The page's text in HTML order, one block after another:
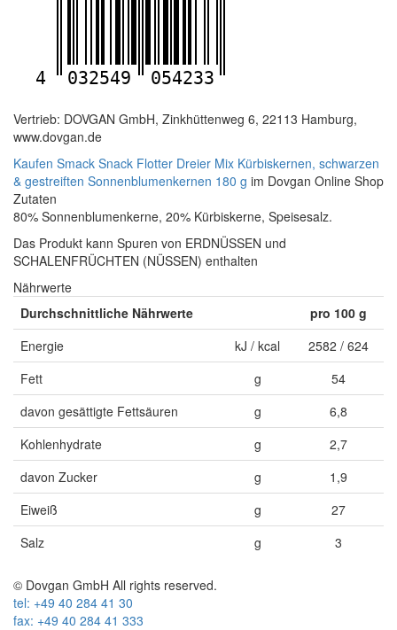
4 032549 054233
Vertrieb: DOVGAN GmbH, Zinkhüttenweg 6, 22113 Hamburg,
www.dovgan.de
Kaufen Smack Snack Flotter Dreier Mix Kürbiskernen, schwarzen
& gestreiften Sonnenblumenkernen 180 g im Dovgan Online Shop
Zutaten
80% Sonnenblumenkerne, 20% Kürbiskerne, Speisesalz.
Das Produkt kann Spuren von ERDNÜSSEN und
SCHALENFRÜCHTEN (NÜSSEN) enthalten
Nährwerte
Durchschnittliche Nährwerte
pro 100 g
Energie
kJ / kcal
2582 / 624
Fett
g
54
davon gesättigte Fettsäuren
g
6,8
Kohlenhydrate
g
2,7
davon Zucker
g
1,9
Eiweiß
g
27
Salz
g 3
© Dovgan GmbH All rights reserved.
tel: +49 40 284 41 30
fax: +49 40 284 41 333